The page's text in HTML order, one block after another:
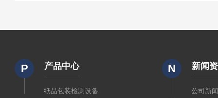
P 产品中心
纸品包装检测设备
N 新闻
公司新